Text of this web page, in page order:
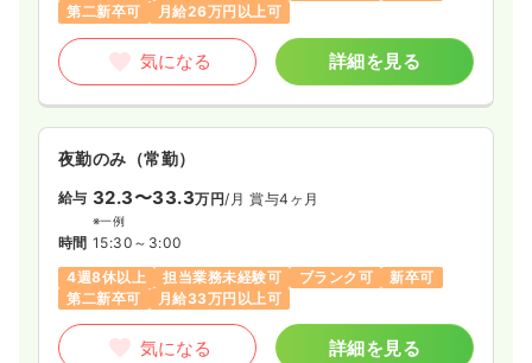
第二新卒可
月給26万円以上可
気になる 詳細を見る
夜勤のみ（常勤）
給与 32.3〜33.3万円/月 賞与4ヶ月
※一例
時間 15:30～3:00
4週8休以上
担当業務未経験可 ブランク可
新卒可
第二新卒可
月給33万円以上可
気になる 詳細を見る